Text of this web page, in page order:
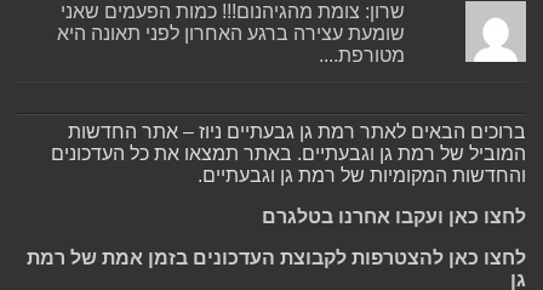
שרון: צומת מהגיהנום!!! כמות הפעמים שאני
שומעת עצירה ברגע האחרון לפני תאונה היא
מטורפת....
ברוכים הבאים לאתר רמת גן גבעתיים ניוז – אתר החדשות
המוביל של רמת גן וגבעתיים. באתר תמצאו את כל העדכונים
והחדשות המקומיות של רמת גן וגבעתיים.
לחצו כאן ועקבו אחרנו בטלגרם
לחצו כאן להצטרפות לקבוצת העדכונים בזמן אמת של רמת
גן